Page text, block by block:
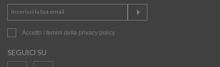
Accetto i temini della privacy policy
SEGUICI SU